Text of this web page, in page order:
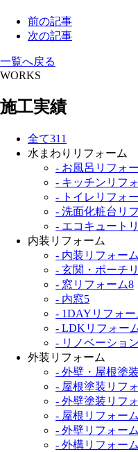
前の記事
次の記事
一覧へ戻る
WORKS
施工実績
全て311
水まわりリフォーム
- お風呂リフォ
- キッチンリフ
- トイレリフォ
- 洗面化粧台リ
- エコキュート
内装リフォーム
- 内装リフォーム
- 玄関・ポーチ
- 窓リフォーム8
- 内窓5
- 1DAYリフォー
- LDKリフォー
- リノベーション
外装リフォーム
- 外壁・屋根塗
- 屋根塗装リフ
- 外壁塗装リフ
- 屋根リフォーム
- 外壁リフォーム
- 外構リフォーム